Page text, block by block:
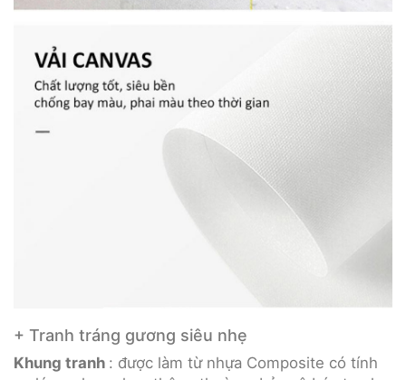
+ Tranh tráng gương siêu nhẹ
Khung tranh : được làm từ nhựa Composite có tính